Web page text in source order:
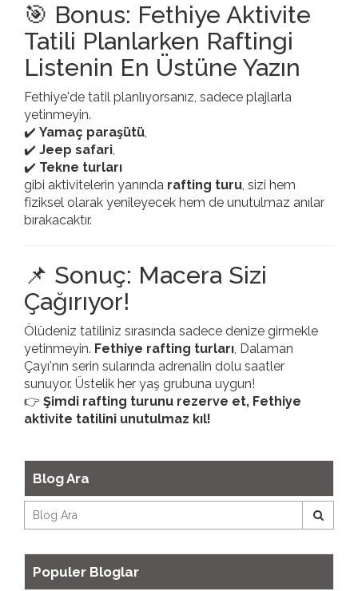
🎯 Bonus: Fethiye Aktivite
Tatili Planlarken Raftingi
Listenin En Üstüne Yazın
Fethiye'de tatil planlıyorsanız, sadece plajlarla
yetinmeyin.
✔️ Yamaç paraşütü,
✔️ Jeep safari,
✔️ Tekne turları
gibi aktivitelerin yanında rafting turu, sizi hem
fiziksel olarak yenileyecek hem de unutulmaz anılar
bırakacaktır.
📌 Sonuç: Macera Sizi
Çağırıyor!
Ölüdeniz tatiliniz sırasında sadece denize girmekle
yetinmeyin. Fethiye rafting turları, Dalaman
Çayı'nın serin sularında adrenalin dolu saatler
sunuyor. Üstelik her yaş grubuna uygun!
👉 Şimdi rafting turunu rezerve et, Fethiye
aktivite tatilini unutulmaz kıl!
Blog Ara
Populer Bloglar